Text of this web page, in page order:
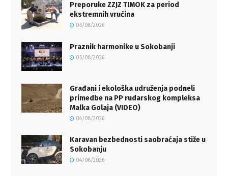
Preporuke ZZJZ TIMOK za period
ekstremnih vrućina
05/08/2026
Praznik harmonike u Sokobanji
05/08/2026
Građani i ekološka udruženja podneli
primedbe na PP rudarskog kompleksa
Malka Golaja (VIDEO)
04/08/2026
Karavan bezbednosti saobraćaja stiže u
Sokobanju
04/08/2026